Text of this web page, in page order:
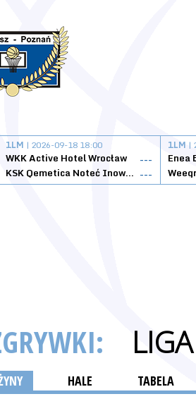
1LM | 2026-09-18 18:00
WKK Active Hotel Wrocław
---
KSK Qemetica Noteć Inowrocław ---
1LM |
Enea
HALE TABELA